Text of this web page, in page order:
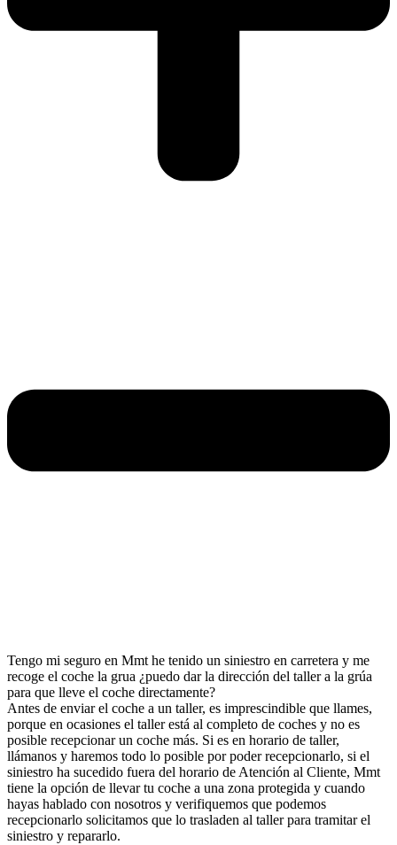
Tengo mi seguro en Mmt he tenido un siniestro en carretera y me
recoge el coche la grua ¿puedo dar la dirección del taller a la grúa
para que lleve el coche directamente?
Antes de enviar el coche a un taller, es imprescindible que llames,
porque en ocasiones el taller está al completo de coches y no es
posible recepcionar un coche más. Si es en horario de taller,
llámanos y haremos todo lo posible por poder recepcionarlo, si el
siniestro ha sucedido fuera del horario de Atención al Cliente, Mmt
tiene la opción de llevar tu coche a una zona protegida y cuando
hayas hablado con nosotros y verifiquemos que podemos
recepcionarlo solicitamos que lo trasladen al taller para tramitar el
siniestro y repararlo.